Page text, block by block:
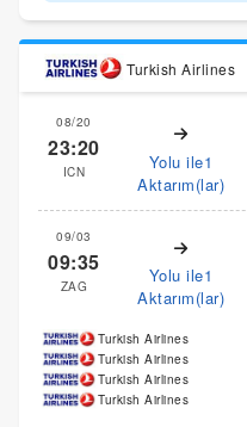
Turkish Airlines
08/20
23:20
ICN
Yolu ile1
Aktarım(lar)
09/03
09:35
ZAG
Yolu ile1
Aktarım(lar)
Turkish Airlines
Turkish Airlines
Turkish Airlines
Turkish Airlines